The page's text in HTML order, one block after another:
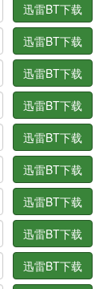
迅雷BT下载
迅雷BT下载
迅雷BT下载
迅雷BT下载
迅雷BT下载
迅雷BT下载
迅雷BT下载
迅雷BT下载
迅雷BT下载